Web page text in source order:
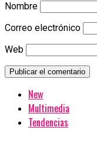
Nombre
Correo electrónico
Web
New
Multimedia
Tendencias